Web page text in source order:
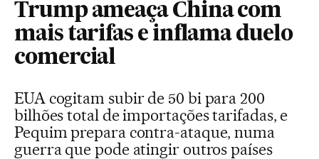
Trump ameaça China com
mais tarifas e inflama duelo
comercial
EUA cogitam subir de 50 bi para 200
bilhões total de importações tarifadas, e
Pequim prepara contra-ataque, numa
guerra que pode atingir outros países